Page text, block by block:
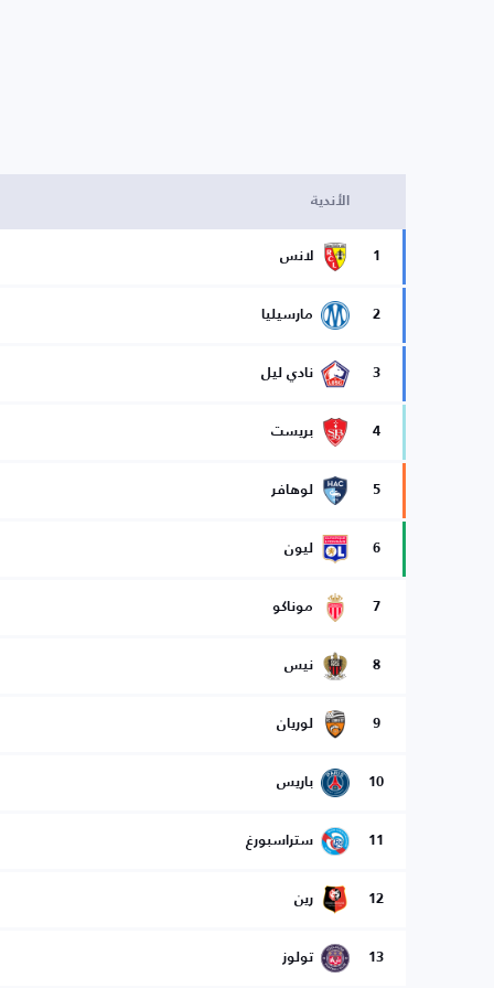
الأندية
1 لانس
2 مارسيليا
3 نادي ليل
4 بريست
5 لوهافر
6 ليون
7 موناكو
8 نيس
9 لوريان
10 باريس
11 ستراسبورغ
12 رين
13 تولوز